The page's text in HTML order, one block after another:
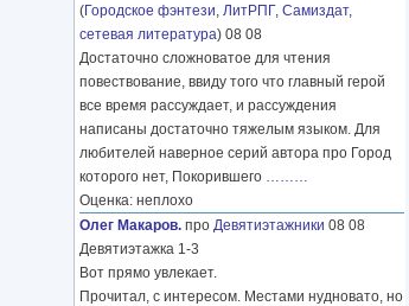
(Городское фэнтези, ЛитРПГ, Самиздат,
сетевая литература) 08 08
Достаточно сложноватое для чтения
повествование, ввиду того что главный герой
все время рассуждает, и рассуждения
написаны достаточно тяжелым языком. Для
любителей наверное серий автора про Город
которого нет, Покорившего ………
Оценка: неплохо
Олег Макаров. про Девятиэтажники 08 08
Девятиэтажка 1-3
Вот прямо увлекает.
Прочитал, с интересом. Местами нудновато, но